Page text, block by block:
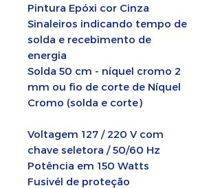
Pintura Epóxi cor Cinza
Sinaleiros indicando tempo de
solda e recebimento de
energia
Solda 50 cm - níquel cromo 2
mm ou fio de corte de Níquel
Cromo (solda e corte)
Voltagem 127 / 220 V com
chave seletora / 50/60 Hz
Potência em 150 Watts
Fusivél de proteção